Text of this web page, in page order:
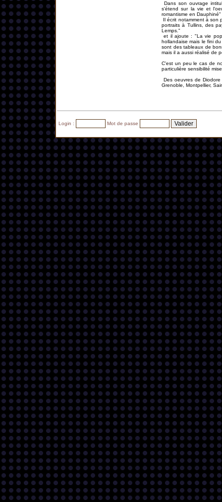
Dans son ouvrage
s'étend sur la vie et
romantisme en
Il écrit notamment à son
portraits à Tullins, des
Lemps."
et il ajoute : "La vie
hollandaise mais le fini
sont des tableaux de
mais il a aussi réalisé de
C'est un peu le cas de
particulière sensibilité
Des oeuvres de
Grenoble, Montpellier,
Login : Mot de passe